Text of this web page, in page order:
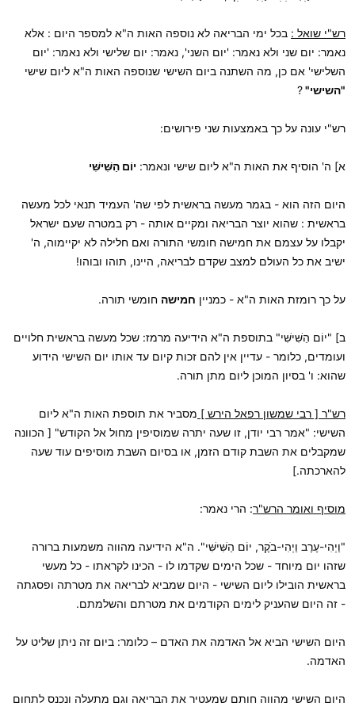
רש"י שואל : בכל ימי הבריאה לא נוספה האות ה"א למספר היום : אלא
נאמר: יום שני ולא נאמר: 'יום השני', נאמר: יום שלישי ולא נאמר: 'יום
השלישי' אם כן, מה השתנה ביום השישי שנוספה האות ה"א ליום שישי
"השישי"?
רש"י עונה על כך באמצעות שני פירושים:
א] ה' הוסיף את האות ה"א ליום שישי ונאמר: יוֹם הַשִּׁישִּׁי
היום הזה הוא - בגמר מעשה בראשית לפי שה' העמיד תנאי לכל מעשה
בראשית : שהוא יוצר הבריאה ומקיים אותה - רק במטרה שעם ישראל
יקבלו על עצמם את חמישה חומשי התורה ואם חלילה לא יקיימוה, ה'
ישיב את כל העולם למצב שקדם לבריאה, היינו, תוהו ובוהו!
על כך רומזת האות ה"א - כמניין חמישה חומשי תורה.
ב] "יוֹם הַשִּׁישִּׁי" בתוספת ה"א הידיעה מרמז: שכל מעשה בראשית חלויים
ועומדים, כלומר - עדיין אין להם זכות קיום עד אותו יום השישי הידוע
שהוא: ו' בסיון המוכן ליום מתן תורה.
רש"ר [ רבי שמשון רפאל הירש ] מסביר את תוספת האות ה"א ליום
השישי: "אמר רבי יודן, זו שעה יתרה שמוסיפין מחול אל הקודש" [ הכוונה
שמקבלים את השבת קודם הזמן, או בסיום השבת מוסיפים עוד שעה
להארכתה.]
מוסיף ואומר הרש"ר: הרי נאמר:
"וַיְהִי-עֶרֶב וַיְהִי-בֹקֶר, יוֹם הַשִּׁישִּׁי". ה"א הידיעה מהווה משמעות ברורה
שזהו יום מיוחד - שכל הימים שקדמו לו - הכינו לקראתו - כל מעשי
בראשית הובילו ליום השישי - היום שמביא לבריאה את מטרתה ופסגתה
- זה היום שהעניק לימים הקודמים את מטרתם והשלמתם.
היום השישי הביא אל האדמה את האדם – כלומר: ביום זה ניתן שליט על
האדמה.
היום השישי מהווה חותם שמעטיר את הבריאה וגם מתעלה ונכנס לתחום